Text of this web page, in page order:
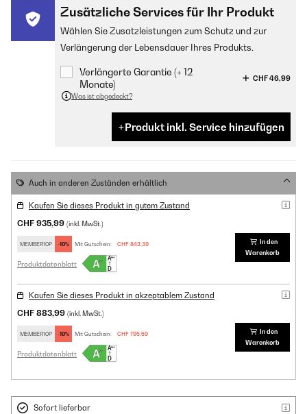
Zusätzliche Services für Ihr Produkt
Wählen Sie Zusatzleistungen zum Schutz und zur
Verlängerung der Lebensdauer Ihres Produkts.
Verlängerte Garantie (+ 12
Monate)
CHF 46,99
Was ist abgedeckt?
Produkt inkl. Service hinzufügen
Auch in anderen Zuständen erhältlich
Kaufen Sie dieses Produkt in gutem Zustand
CHF 935,99 (inkl. MwSt.)
MEMBER10P -10% Mit Gutschein: CHF 842,39
Produktdatenblatt
In den
Warenkorb
Kaufen Sie dieses Produkt in akzeptablem Zustand
CHF 883,99 (inkl. MwSt.)
MEMBER10P -10% Mit Gutschein: CHF 795,59
Produktdatenblatt
In den
Warenkorb
Sofort lieferbar